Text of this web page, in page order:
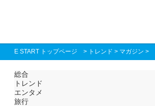
E START トップページ > トレンド > マガジン >
総合
トレンド
エンタメ
旅行